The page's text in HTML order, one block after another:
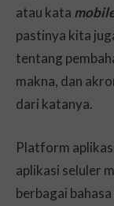
atau kata
pastinya kita
tentang
makna, dan
dari katanya.
Platform
aplikasi seluler
berbagai